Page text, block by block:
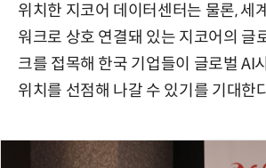
위치한 지코어 데이터센터는 물론, 세
워크로 상호 연결돼 있는 지코어의 글
크를 접목해 한국 기업들이 글로벌 AI
위치를 선점해 나갈 수 있기를 기대한